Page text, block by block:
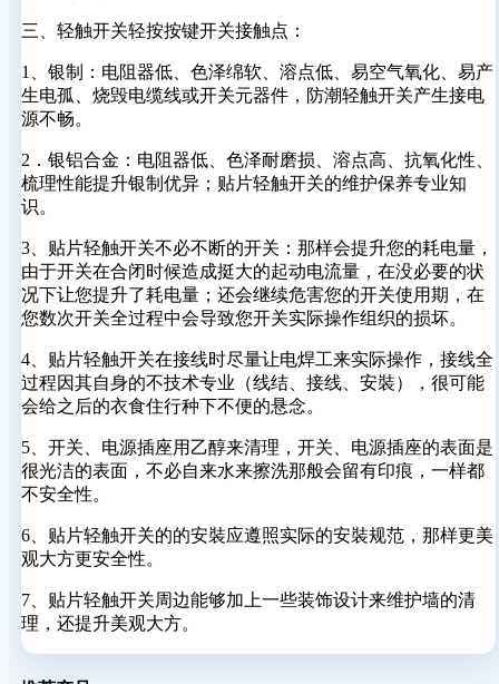
三、轻触开关轻按按键开关接触点：
1、银制：电阻器低、色泽绵软、溶点低、易空气氧化、易产
生电孤、烧毁电缆线或开关元器件，防潮轻触开关产生接电
源不畅。
2．银铝合金：电阻器低、色泽耐磨损、溶点高、抗氧化性、
梳理性能提升银制优异；贴片轻触开关的维护保养专业知
识。
3、贴片轻触开关不必不断的开关：那样会提升您的耗电量，
由于开关在合闭时候造成挺大的起动电流量，在没必要的状
况下让您提升了耗电量；还会继续危害您的开关使用期，在
您数次开关全过程中会导致您开关实际操作组织的损坏。
4、贴片轻触开关在接线时尽量让电焊工来实际操作，接线全
过程因其自身的不技术专业（线结、接线、安裝），很可能
会给之后的衣食住行种下不便的悬念。
5、开关、电源插座用乙醇来清理，开关、电源插座的表面是
很光洁的表面，不必自来水来擦洗那般会留有印痕，一样都
不安全性。
6、贴片轻触开关的的安裝应遵照实际的安裝规范，那样更美
观大方更安全性。
7、贴片轻触开关周边能够加上一些装饰设计来维护墙的清
理，还提升美观大方。